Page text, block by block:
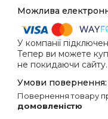
У компанії
Тепер ви можете
не покидаючи сайту.
повернення товару
домовленістю